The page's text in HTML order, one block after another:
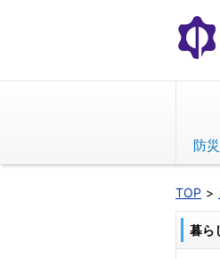
文
へ
動
防
TOP
暮ら